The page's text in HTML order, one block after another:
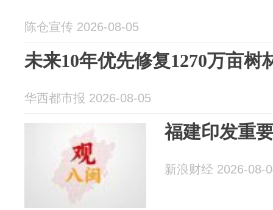
陈仓宣传 2026-08-05
未来10年优先修复1270万亩树
华西都市报 2026-08-05
福建印发重
新浪财经 2026-08-